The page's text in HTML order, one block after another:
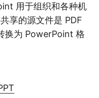
用于组织和各种机
享的源文件是 PDF
换为 PowerPoint 格